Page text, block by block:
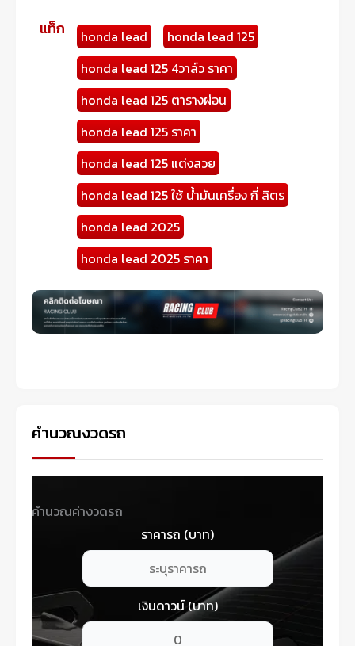
แท็ก honda lead
honda lead 125
honda lead 125 4วาล์ว ราคา
honda lead 125 ตารางผ่อน
honda lead 125 ราคา
honda lead 125 แต่งสวย
honda lead 125 ใช้ น้ํามันเครื่อง กี่ ลิตร
honda lead 2025
honda lead 2025 ราคา
คำนวณงวดรถ
คำนวณค่างวดรถ
ราคารถ (บาท)
เงินดาวน์ (บาท)